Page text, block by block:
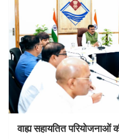
वाह्य सहायतित परियोजनाओं